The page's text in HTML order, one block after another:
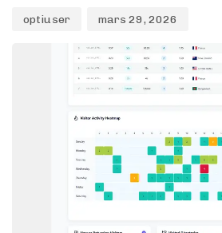
optiuser mars 29, 2026